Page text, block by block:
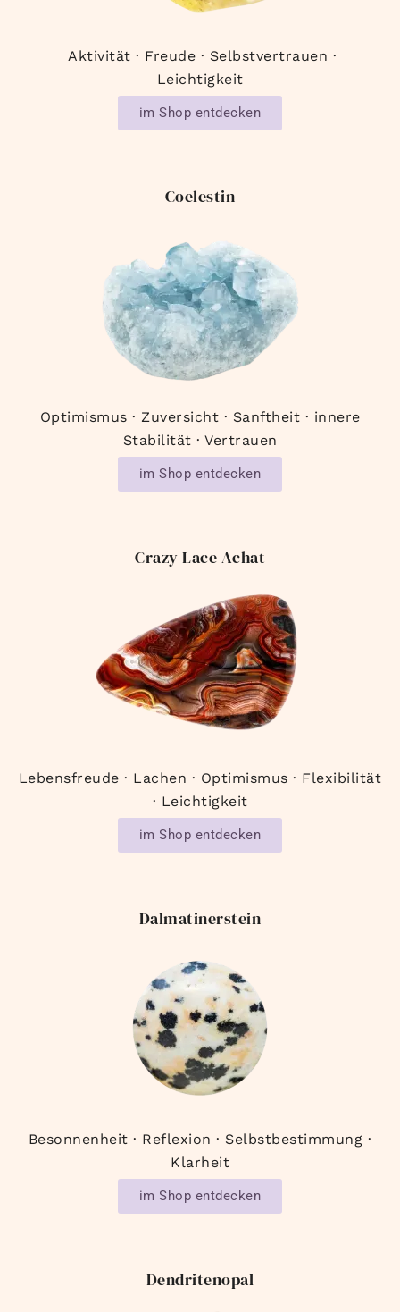
Aktivität · Freude · Selbstvertrauen ·
Leichtigkeit
im Shop entdecken
Coelestin
Optimismus · Zuversicht · Sanftheit · innere
Stabilität · Vertrauen
im Shop entdecken
Crazy Lace Achat
Lebensfreude · Lachen · Optimismus · Flexibilität
· Leichtigkeit
im Shop entdecken
Dalmatinerstein
Besonnenheit · Reflexion · Selbstbestimmung ·
Klarheit
im Shop entdecken
Dendritenopal